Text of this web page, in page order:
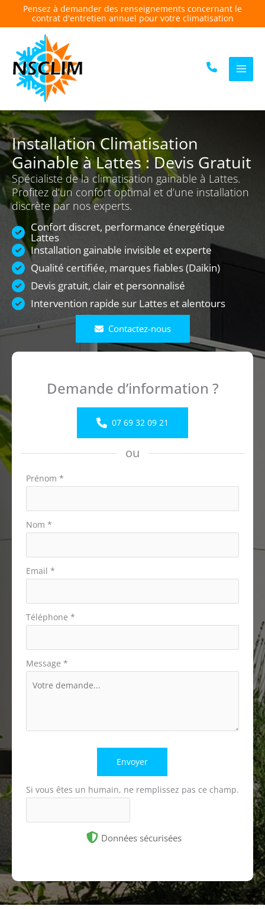
Pensez à demander des renseignements concernant le
contrat d'entretien annuel pour votre climatisation
Installation Climatisation
Gainable à Lattes : Devis Gratuit
Spécialiste de la climatisation gainable à Lattes.
Profitez d’un confort optimal et d’une installation
discrète par nos experts.
Confort discret, performance énergétique
Lattes
Installation gainable invisible et experte
Qualité certifiée, marques fiables (Daikin)
Devis gratuit, clair et personnalisé
Intervention rapide sur Lattes et alentours
Contactez-nous
Demande d’information ?
07 69 32 09 21
ou
Formulaire
avec
téléphone
Prénom *
Nom *
Email *
Téléphone *
Message *
Envoyer
Si vous êtes un humain, ne remplissez pas ce champ.
Données sécurisées